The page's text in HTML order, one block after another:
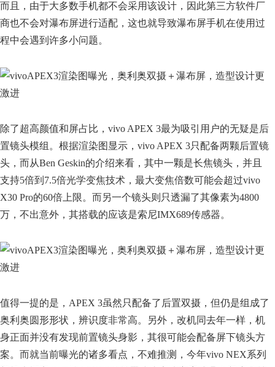
而且，由于大多数手机都不会采用该设计，因此第三方软件厂
商也不会对瀑布屏进行适配，这也就导致瀑布屏手机在使用过
程中会遇到许多小问题。
除了超高颜值和屏占比，vivo APEX 3最为吸引用户的无疑是后
置镜头模组。根据渲染图显示，vivo APEX 3只配备两颗后置镜
头，而从Ben Geskin的介绍来看，其中一颗是长焦镜头，并且
支持5倍到7.5倍光学变焦技术，最大变焦倍数可能会超过vivo
X30 Pro的60倍上限。而另一个镜头则只透漏了其像素为4800
万，不出意外，其搭载的应该是索尼IMX689传感器。
值得一提的是，APEX 3虽然只配备了后置双摄，但仍是组成了
奥利奥圆形形状，辨识度非常高。另外，改机同去年一样，机
身正面并没有发现前置镜头身影，其很可能会配备屏下镜头方
案。而就当前曝光的诸多看点，不难推测，今年vivo NEX系列